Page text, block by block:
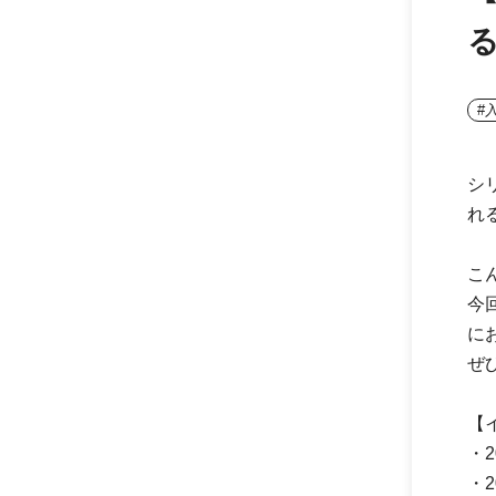
#
シ
れ
こ
今
に
ぜ
・
・